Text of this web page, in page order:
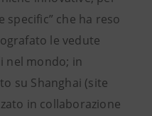
che ha reso
le vedute
nel mondo; in
su Shanghai (site
in collaborazione